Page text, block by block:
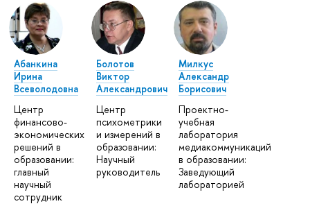
Абанкина
Ирина
Всеволодовна
Центр
финансово-
экономических
решений в
образовании:
главный
научный
сотрудник
Болотов
Виктор
Александрович
Центр
психометрики
и измерений в
образовании:
Научный
руководитель
Милкус
Александр
Борисович
Проектно-
учебная
лаборатория
медиакоммуникаций
в образовании:
Заведующий
лабораторией